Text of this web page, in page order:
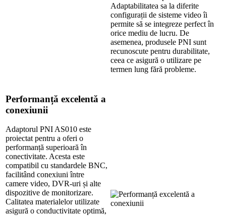
Adaptabilitatea sa la diferite
configurații de sisteme video îi
permite să se integreze perfect în
orice mediu de lucru. De
asemenea, produsele PNI sunt
recunoscute pentru durabilitate,
ceea ce asigură o utilizare pe
termen lung fără probleme.
Performanță excelentă a
conexiunii
Adaptorul PNI AS010 este
proiectat pentru a oferi o
performanță superioară în
conectivitate. Acesta este
compatibil cu standardele BNC,
facilitând conexiuni între
camere video, DVR-uri și alte
dispozitive de monitorizare.
Calitatea materialelor utilizate
asigură o conductivitate optimă,